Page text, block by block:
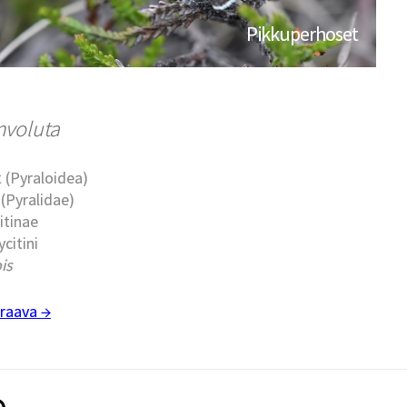
Pikkuperhoset
(Pyraloidea)
→